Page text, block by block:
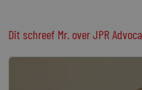
We bieden je
Dit schreef Mr. over JPR